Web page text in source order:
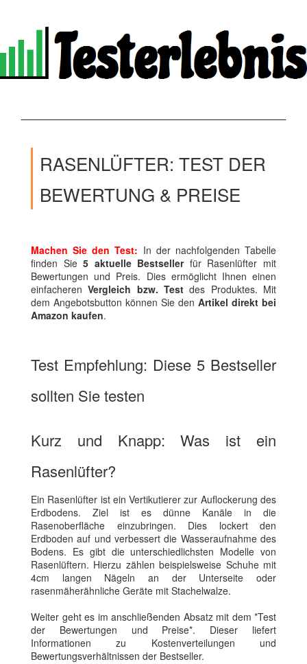
RASENLÜFTER: TEST DER
BEWERTUNG & PREISE
Machen Sie den Test: In der nachfolgenden Tabelle
finden Sie5 aktuelle Bestsellerfür Rasenlüfter mit
Bewertungen und Preis. Dies ermöglicht Ihnen einen
einfacherenVergleich bzw. Test des Produktes. Mit
dem Angebotsbutton können Sie den Artikel direkt bei
Amazon kaufen.
Test Empfehlung: Diese 5 Bestseller
sollten Sie testen
Kurz und Knapp: Was ist ein
Rasenlüfter?
Ein Rasenlüfter ist ein Vertikutierer zur Auflockerung des
Erdbodens. Ziel ist es dünne Kanäle in die
Rasenoberfläche einzubringen. Dies lockert den
Erdboden auf und verbessert die Wasseraufnahme des
Bodens. Es gibt die unterschiedlichsten Modelle von
Rasenlüftern. Hierzu zählen beispielsweise Schuhe mit
4cm langen Nägeln an der Unterseite oder
rasenmäherähnliche Geräte mit Stachelwalze.
Weiter geht es im anschließenden Absatz mit dem *Test
der Bewertungen und Preise*. Dieser liefert
Informationen zu Kostenverteilungen und
Bewertungsverhältnissen der Bestseller.